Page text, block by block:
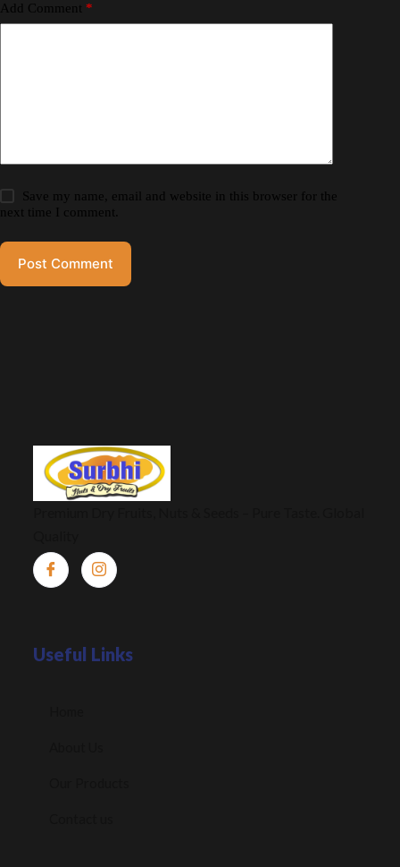
Add Comment *
Save my name, email and website in this browser for the
next time I comment.
Post Comment
Useful Links